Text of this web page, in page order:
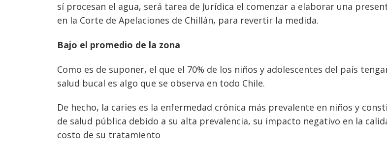
sí procesan el agua, será tarea de Jurídica el comenzar a elaborar una
en la Corte de Apelaciones de Chillán, para revertir la medida.
Bajo el promedio de la zona
Como es de suponer, el que el 70% de los niños y adolescentes del país
salud bucal es algo que se observa en todo Chile.
De hecho, la caries es la enfermedad crónica más prevalente en niños y
de salud pública debido a su alta prevalencia, su impacto negativo en la
costo de su tratamiento